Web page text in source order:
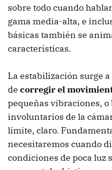
sobre todo cuando
gama media-alta, e
básicas también se
características.
La estabilización surge
de corregir el
pequeñas vibraciones,
involuntarios de la
límite, claro.
necesitaremos cuando
condiciones de poca luz